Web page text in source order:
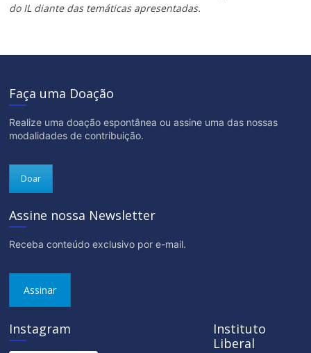
do IL diante das temáticas apresentadas.
Faça uma Doação
Realize uma doação espontânea ou assine uma das nossas
modalidades de contribuição.
Doar
Assine nossa Newsletter
Receba conteúdo exclusivo por e-mail.
Assinar
Instagram
Instituto
Liberal